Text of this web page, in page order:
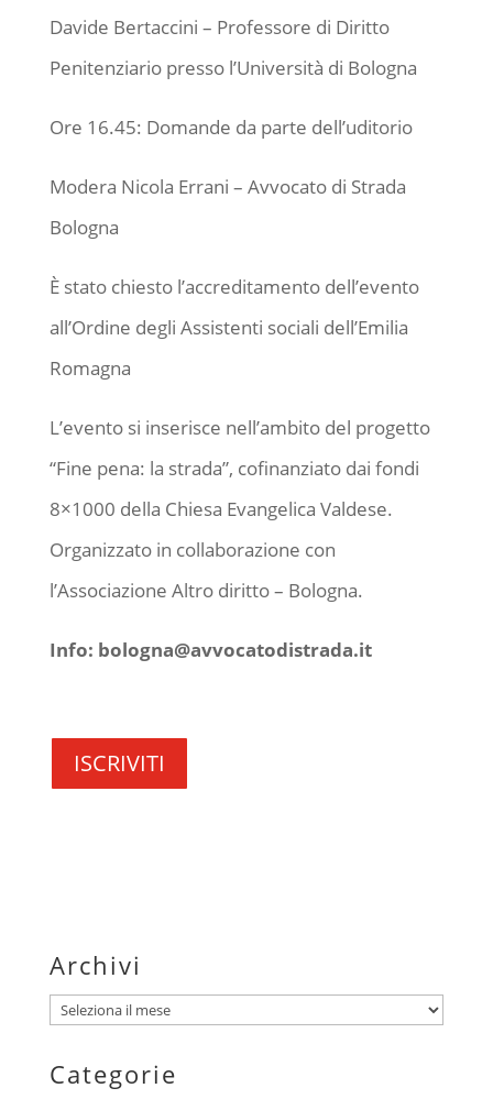
Davide Bertaccini – Professore di Diritto
Penitenziario presso l’Università di Bologna
Ore 16.45: Domande da parte dell’uditorio
Modera Nicola Errani – Avvocato di Strada
Bologna
È stato chiesto l’accreditamento dell’evento
all’Ordine degli Assistenti sociali dell’Emilia
Romagna
L’evento si inserisce nell’ambito del progetto
“Fine pena: la strada”, cofinanziato dai fondi
8×1000 della Chiesa Evangelica Valdese.
Organizzato in collaborazione con
l’Associazione Altro diritto – Bologna.
Info: bologna@avvocatodistrada.it
ISCRIVITI
Archivi
Archivi
Categorie